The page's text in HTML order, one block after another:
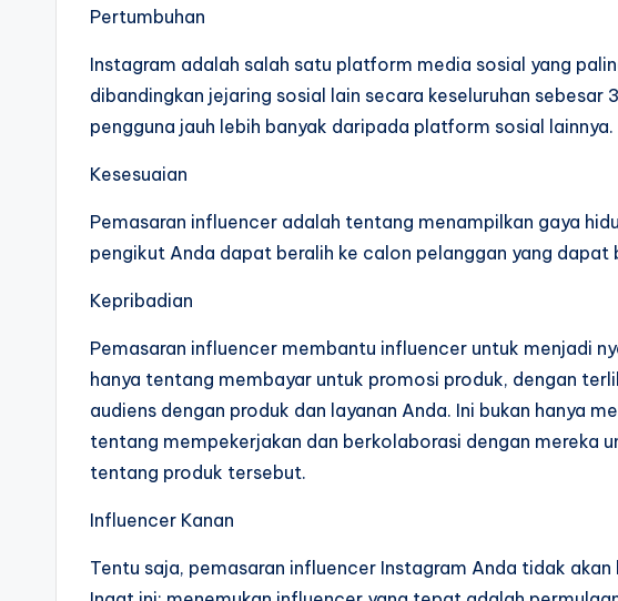
Pertumbuhan
Instagram adalah salah satu platform media sosial yang
dibandingkan jejaring sosial lain secara keseluruhan
pengguna jauh lebih banyak daripada platform sosial
Kesesuaian
Pemasaran influencer adalah tentang menampilkan gaya
pengikut Anda dapat beralih ke calon pelanggan yang
Kepribadian
Pemasaran influencer membantu influencer untuk menjadi
hanya tentang membayar untuk promosi produk, dengan
audiens dengan produk dan layanan Anda. Ini bukan hanya
tentang mempekerjakan dan berkolaborasi dengan mereka
tentang produk tersebut.
Influencer Kanan
Tentu saja, pemasaran influencer Instagram Anda tidak